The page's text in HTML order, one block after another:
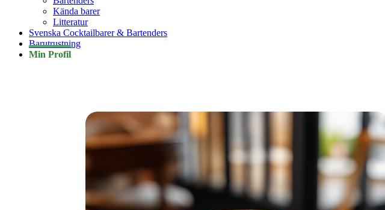
Kända barer
Litteratur
Svenska Cocktailbarer & Bartenders
Barutrustning
Min Profil